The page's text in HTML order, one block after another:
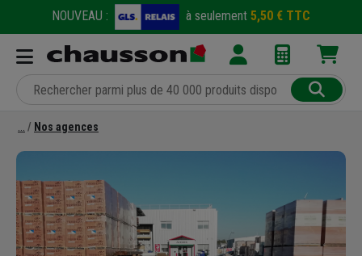
NOUVEAU : à seulement 5,50 € TTC
Nos agences